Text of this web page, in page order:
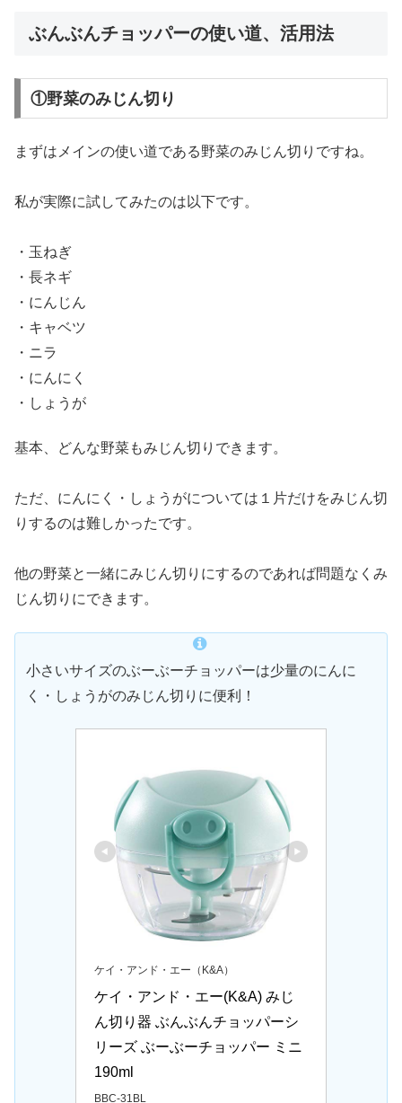
ぶんぶんチョッパーの使い道、活用法
①野菜のみじん切り
まずはメインの使い道である野菜のみじん切りですね。
私が実際に試してみたのは以下です。
・玉ねぎ
・長ネギ
・にんじん
・キャベツ
・ニラ
・にんにく
・しょうが
基本、どんな野菜もみじん切りできます。
ただ、にんにく・しょうがについては１片だけをみじん切
りするのは難しかったです。
他の野菜と一緒にみじん切りにするのであれば問題なくみ
じん切りにできます。
小さいサイズのぶーぶーチョッパーは少量のにんに
く・しょうがのみじん切りに便利！
ケイ・アンド・エー（K&A）
ケイ・アンド・エー(K&A) みじ
ん切り器 ぶんぶんチョッパーシ
リーズ ぶーぶーチョッパー ミニ
190ml
BBC-31BL